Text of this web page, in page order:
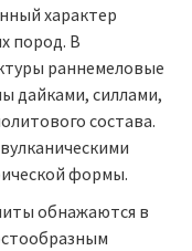
характер
пород. В
раннемеловые
дайками, силлами,
состава.
формы.
обнажаются в